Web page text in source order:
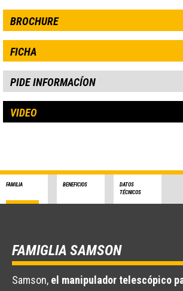
BROCHURE
FICHA
PIDE INFORMACÍON
VIDEO
FAMILIA BENEFICIOS
DATOS
TÉCNICOS
FAMIGLIA SAMSON
Samson, el manipulador telescópico